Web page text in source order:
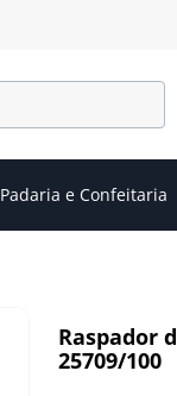
Padaria e Confeitaria
Raspador
25709/100